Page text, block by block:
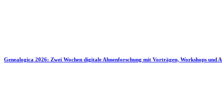
Genealogica 2026: Zwei Wochen digitale Ahnenforschung mit Vorträgen, Workshops und